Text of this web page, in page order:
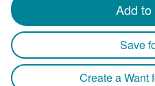
Add
Save
Create a Want